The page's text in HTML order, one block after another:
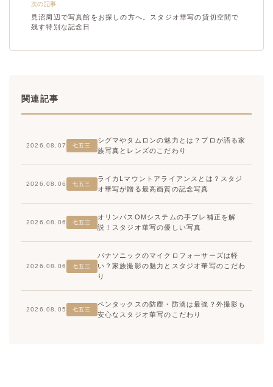
次の記事
見沼周辺で写真館をお探しの方へ。スタジオ華写の貸切空間で
残す特別な記念日
関連記事
2026.08.07 七五三
シグマやタムロンの魅力とは？プロが語る家
族写真とレンズのこだわり
2026.08.06 七五三
ライカLマウントアライアンスとは？スタジ
オ華写が贈る最高画質の記念写真
2026.08.06 七五三
オリンパスOMシステムの手ブレ補正を解
説！スタジオ華写の優しい写真
2026.08.06 七五三
パナソニックのマイクロフォーサーズは軽
い？家族撮影の魅力とスタジオ華写のこだわ
り
2026.08.05 七五三
ペンタックスの防塵・防滴は最強？外撮影も
安心なスタジオ華写のこだわり